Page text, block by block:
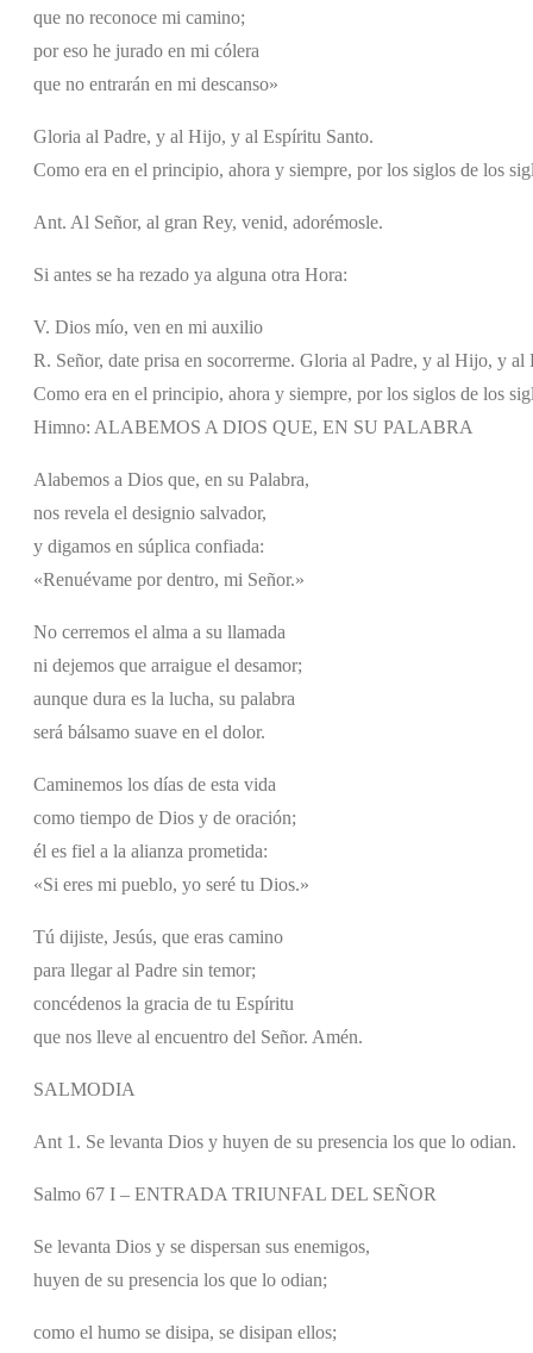
que no reconoce mi camino;
por eso he jurado en mi cólera
que no entrarán en mi descanso»
Gloria al Padre, y al Hijo, y al Espíritu Santo.
Como era en el principio, ahora y siempre, por los siglos de los
Ant. Al Señor, al gran Rey, venid, adorémosle.
Si antes se ha rezado ya alguna otra Hora:
V. Dios mío, ven en mi auxilio
R. Señor, date prisa en socorrerme. Gloria al Padre, y al Hijo, y al
Como era en el principio, ahora y siempre, por los siglos de los
Himno: ALABEMOS A DIOS QUE, EN SU PALABRA
Alabemos a Dios que, en su Palabra,
nos revela el designio salvador,
y digamos en súplica confiada:
«Renuévame por dentro, mi Señor.»
No cerremos el alma a su llamada
ni dejemos que arraigue el desamor;
aunque dura es la lucha, su palabra
será bálsamo suave en el dolor.
Caminemos los días de esta vida
como tiempo de Dios y de oración;
él es fiel a la alianza prometida:
«Si eres mi pueblo, yo seré tu Dios.»
Tú dijiste, Jesús, que eras camino
para llegar al Padre sin temor;
concédenos la gracia de tu Espíritu
que nos lleve al encuentro del Señor. Amén.
SALMODIA
Ant 1. Se levanta Dios y huyen de su presencia los que lo odian.
Salmo 67 I – ENTRADA TRIUNFAL DEL SEÑOR
Se levanta Dios y se dispersan sus enemigos,
huyen de su presencia los que lo odian;
como el humo se disipa, se disipan ellos;